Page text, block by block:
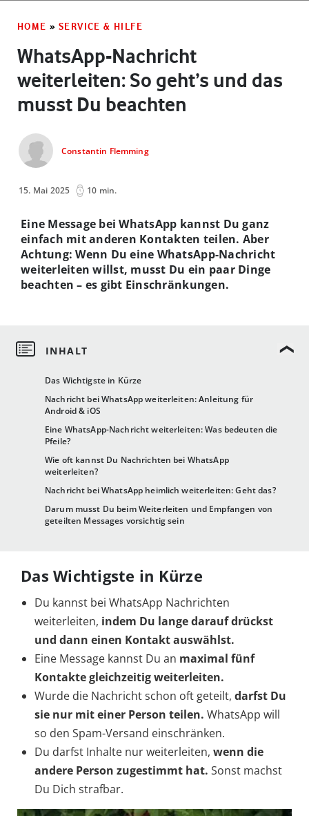
HOME » SERVICE & HILFE
WhatsApp-Nachricht
weiterleiten: So geht’s und das
musst Du beachten
Constantin Flemming
15. Mai 2025 10 min.
Das Wichtigste in Kürze
Nachricht bei WhatsApp weiterleiten: Anleitung für
Android & iOS
Eine WhatsApp-Nachricht weiterleiten: Was bedeuten die
Pfeile?
Wie oft kannst Du Nachrichten bei WhatsApp
weiterleiten?
Nachricht bei WhatsApp heimlich weiterleiten: Geht das?
Darum musst Du beim Weiterleiten und Empfangen von
geteilten Messages vorsichtig sein
Eine Message bei WhatsApp kannst Du ganz
einfach mit anderen Kontakten teilen. Aber
Achtung: Wenn Du eine WhatsApp-Nachricht
weiterleiten willst, musst Du ein paar Dinge
beachten – es gibt Einschränkungen.
Das Wichtigste in Kürze
Du kannst bei WhatsApp Nachrichten
weiterleiten, indem Du lange darauf drückst
und dann einen Kontakt auswählst.
Eine Message kannst Du an maximal fünf
Kontakte gleichzeitigweiterleiten.
Wurde die Nachricht schon oft geteilt, darfst Du
sie nur mit einer Person teilen. WhatsApp will
so den Spam-Versand einschränken.
Du darfst Inhalte nur weiterleiten, wenn die
andere Person zugestimmt hat. Sonst machst
Du Dich strafbar.